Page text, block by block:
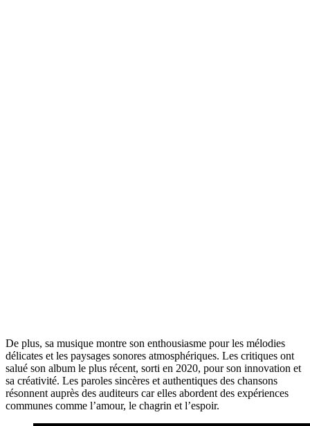
De plus, sa musique montre son enthousiasme pour les mélodies
délicates et les paysages sonores atmosphériques. Les critiques ont
salué son album le plus récent, sorti en 2020, pour son innovation et
sa créativité. Les paroles sincères et authentiques des chansons
résonnent auprès des auditeurs car elles abordent des expériences
communes comme l’amour, le chagrin et l’espoir.